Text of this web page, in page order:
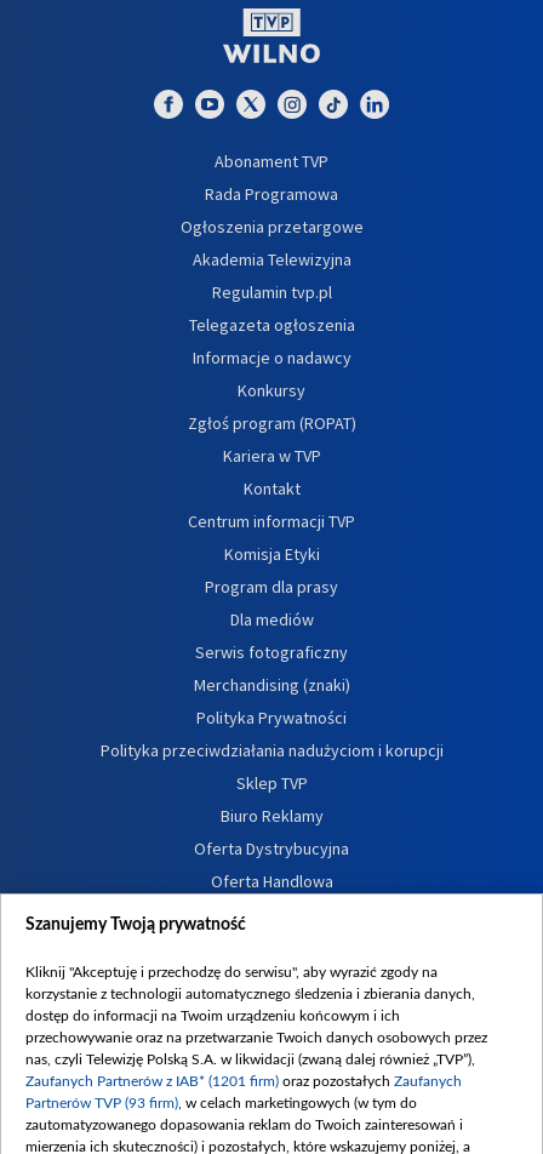
Abonament TVP
Rada Programowa
Ogłoszenia przetargowe
Akademia Telewizyjna
Regulamin tvp.pl
Telegazeta ogłoszenia
Informacje o nadawcy
Konkursy
Zgłoś program (ROPAT)
Kariera w TVP
Kontakt
Centrum informacji TVP
Komisja Etyki
Program dla prasy
Dla mediów
Serwis fotograficzny
Merchandising (znaki)
Polityka Prywatności
Polityka przeciwdziałania nadużyciom i korupcji
Sklep TVP
Biuro Reklamy
Oferta Dystrybucyjna
Oferta Handlowa
Dostępność
Procedura zgłoszeń wewnętrznych
Szanujemy Twoją prywatność
Kliknij "Akceptuję i przechodzę do serwisu", aby wyrazić zgody na
korzystanie z technologii automatycznego śledzenia i zbierania danych,
dostęp do informacji na Twoim urządzeniu końcowym i ich
przechowywanie oraz na przetwarzanie Twoich danych osobowych przez
nas, czyli Telewizję Polską S.A. w likwidacji (zwaną dalej również „TVP”),
Zaufanych Partnerów z IAB* (1201 firm) oraz pozostałych Zaufanych
Partnerów TVP (93 firm) , w celach marketingowych (w tym do
zautomatyzowanego dopasowania reklam do Twoich zainteresowań i
mierzenia ich skuteczności) i pozostałych, które wskazujemy poniżej, a